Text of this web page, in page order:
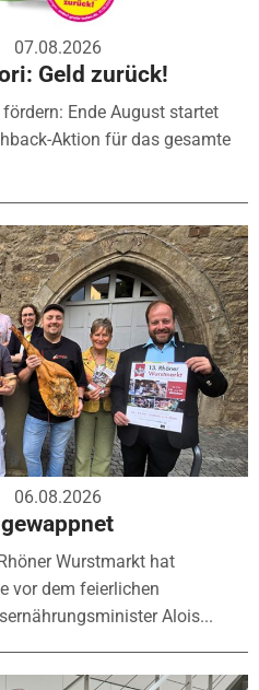
07.08.2026
Geld zurück!
Ende August startet
Aktion für das gesamte
06.08.2026
Wurstmarkt hat
vor dem feierlichen
Alois...